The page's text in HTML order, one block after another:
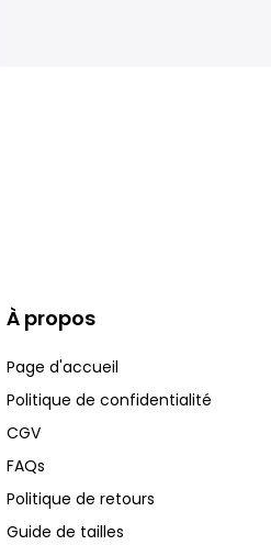
tÀ propos
Page d'accueil
Politique de confidentialité
CGV
FAQs
Politique de retours
Guide de tailles